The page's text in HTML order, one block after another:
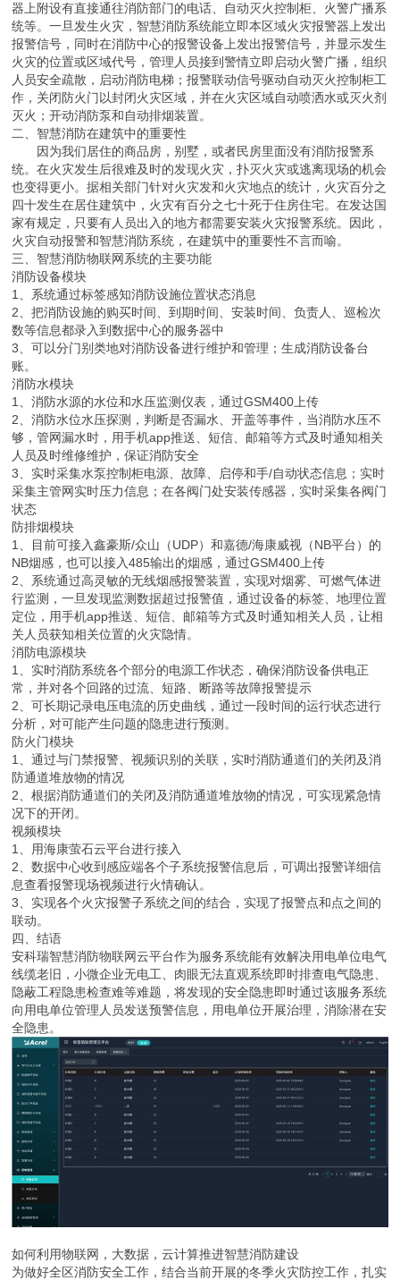
器上附设有直接通往消防部门的电话、自动灭火控制柜、火警广播系
统等。一旦发生火灾，智慧消防系统能立即本区域火灾报警器上发出
报警信号，同时在消防中心的报警设备上发出报警信号，并显示发生
火灾的位置或区域代号，管理人员接到警情立即启动火警广播，组织
人员安全疏散，启动消防电梯；报警联动信号驱动自动灭火控制柜工
作，关闭防火门以封闭火灾区域，并在火灾区域自动喷洒水或灭火剂
灭火；开动消防泵和自动排烟装置。
二、智慧消防在建筑中的重要性
因为我们居住的商品房，别墅，或者民房里面没有消防报警系
统。在火灾发生后很难及时的发现火灾，扑灭火灾或逃离现场的机会
也变得更小。据相关部门针对火灾发和火灾地点的统计，火灾百分之
四十发生在居住建筑中，火灾有百分之七十死于住房住宅。在发达国
家有规定，只要有人员出入的地方都需要安装火灾报警系统。因此，
火灾自动报警和智慧消防系统，在建筑中的重要性不言而喻。
三、智慧消防物联网系统的主要功能
消防设备模块
1、系统通过标签感知消防设施位置状态消息
2、把消防设施的购买时间、到期时间、安装时间、负责人、巡检次
数等信息都录入到数据中心的服务器中
3、可以分门别类地对消防设备进行维护和管理；生成消防设备台
账。
消防水模块
1、消防水源的水位和水压监测仪表，通过GSM400上传
2、消防水位水压探测，判断是否漏水、开盖等事件，当消防水压不
够，管网漏水时，用手机app推送、短信、邮箱等方式及时通知相关
人员及时维修维护，保证消防安全
3、实时采集水泵控制柜电源、故障、启停和手/自动状态信息；实时
采集主管网实时压力信息；在各阀门处安装传感器，实时采集各阀门
状态
防排烟模块
1、目前可接入鑫豪斯/众山（UDP）和嘉德/海康威视（NB平台）的
NB烟感，也可以接入485输出的烟感，通过GSM400上传
2、系统通过高灵敏的无线烟感报警装置，实现对烟雾、可燃气体进
行监测，一旦发现监测数据超过报警值，通过设备的标签、地理位置
定位，用手机app推送、短信、邮箱等方式及时通知相关人员，让相
关人员获知相关位置的火灾隐情。
消防电源模块
1、实时消防系统各个部分的电源工作状态，确保消防设备供电正
常，并对各个回路的过流、短路、断路等故障报警提示
2、可长期记录电压电流的历史曲线，通过一段时间的运行状态进行
分析，对可能产生问题的隐患进行预测。
防火门模块
1、通过与门禁报警、视频识别的关联，实时消防通道们的关闭及消
防通道堆放物的情况
2、根据消防通道们的关闭及消防通道堆放物的情况，可实现紧急情
况下的开闭。
视频模块
1、用海康萤石云平台进行接入
2、数据中心收到感应端各个子系统报警信息后，可调出报警详细信
息查看报警现场视频进行火情确认。
3、实现各个火灾报警子系统之间的结合，实现了报警点和点之间的
联动。
四、结语
安科瑞智慧消防物联网云平台作为服务系统能有效解决用电单位电气
线缆老旧，小微企业无电工、肉眼无法直观系统即时排查电气隐患、
隐蔽工程隐患检查难等难题，将发现的安全隐患即时通过该服务系统
向用电单位管理人员发送预警信息，用电单位开展治理，消除潜在安
全隐患。
如何利用物联网，大数据，云计算推进智慧消防建设
为做好全区消防安全工作，结合当前开展的冬季火灾防控工作，扎实